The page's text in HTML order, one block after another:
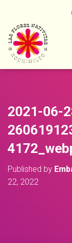
2021-06-
Published by
22, 2022